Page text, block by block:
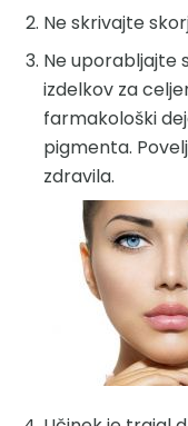
Ne skrivajte
Ne uporabljajte
izdelkov za
farmakološki
pigmenta.
zdravila.